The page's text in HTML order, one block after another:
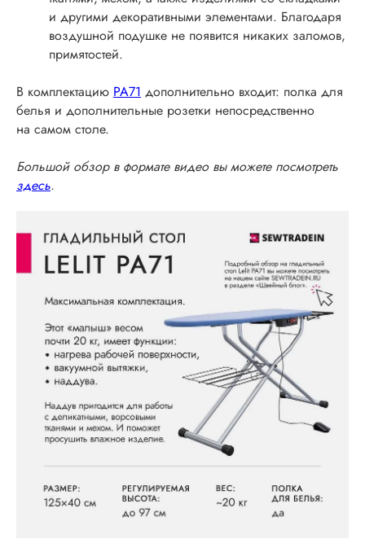
и другими декоративными элементами. Благодаря
воздушной подушке не появится никаких заломов,
примятостей.
В комплектацию PA71 дополнительно входит: полка для
белья и дополнительные розетки непосредственно
на самом столе.
Большой обзор в формате видео вы можете посмотреть
здесь.